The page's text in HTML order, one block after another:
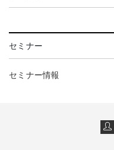
セミナー
セミナー情報